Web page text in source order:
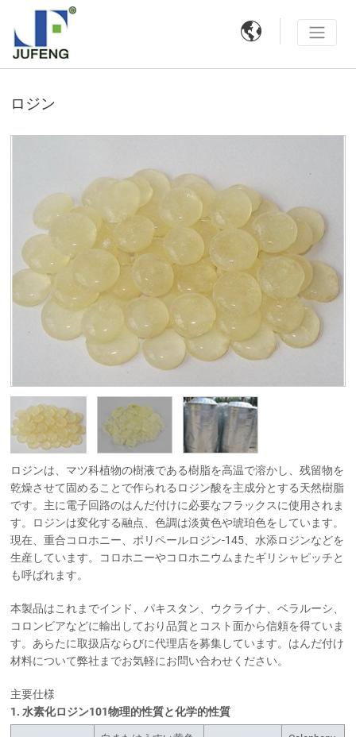

ロジン
ロジンは、マツ科植物の樹液である樹脂を高温で溶かし、残留物を
乾燥させて固めることで作られるロジン酸を主成分とする天然樹脂
です。主に電子回路のはんだ付けに必要なフラックスに使用されま
す。ロジンは変化する融点、色調は淡黄色や琥珀色をしています。
現在、重合コロホニー、ポリペールロジン-145、水添ロジンなどを
生産しています。コロホニーやコロホニウムまたギリシャピッチと
も呼ばれます。
本製品はこれまでインド、パキスタン、ウクライナ、ベラルーシ、
コロンビアなどに輸出しており品質とコスト面から信頼を得ていま
す。あらたに取扱店ならびに代理店を募集しています。はんだ付け
材料について弊社までお気軽にお問い合わせください。
主要仕様
1. 水素化ロジン101物理的性質と化学的性質